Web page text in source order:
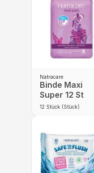
Natracare
Binde Maxi
Super 12 St
12 Stück (Stück)